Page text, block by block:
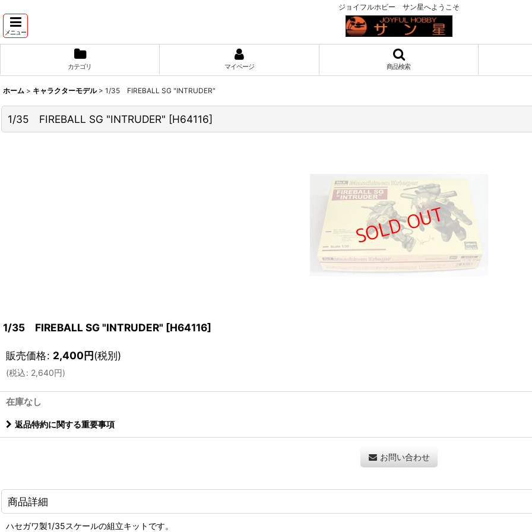
ジョイフルホビー サン星へようこそ
メニュー
カテゴリ マイページ 商品検索
ホーム > キャラクターモデル > 1/35 FIREBALL SG "INTRUDER"
1/35 FIREBALL SG "INTRUDER" [H64116]
1/35 FIREBALL SG "INTRUDER" [H64116]
販売価格: 2,400円(税別)
(税込: 2,640円)
在庫なし
返品特約に関する重要事項
お問い合わせ
商品詳細
ハセガワ製1/35スケールの組立キットです。